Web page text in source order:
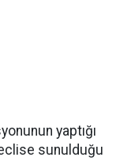
yaptığı
sunulduğu